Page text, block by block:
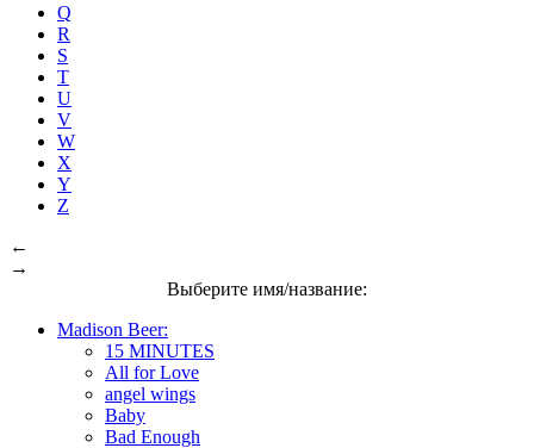
Q
R
S
T
U
V
W
X
Y
Z
←
→
Выберите имя/название:
Madison Beer:
15 MINUTES
All for Love
angel wings
Baby
Bad Enough